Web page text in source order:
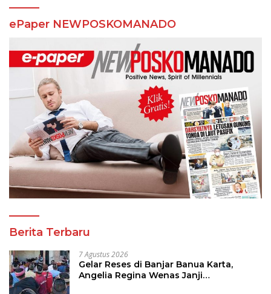
ePaper NEWPOSKOMANADO
Berita Terbaru
7 Agustus 2026
Gelar Reses di Banjar Banua Karta,
Angelia Regina Wenas Janji